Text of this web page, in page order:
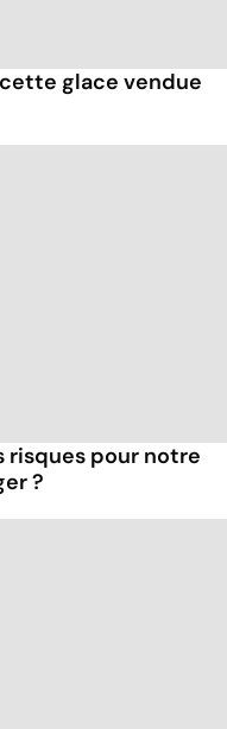
glace vendue
risques pour notre
?